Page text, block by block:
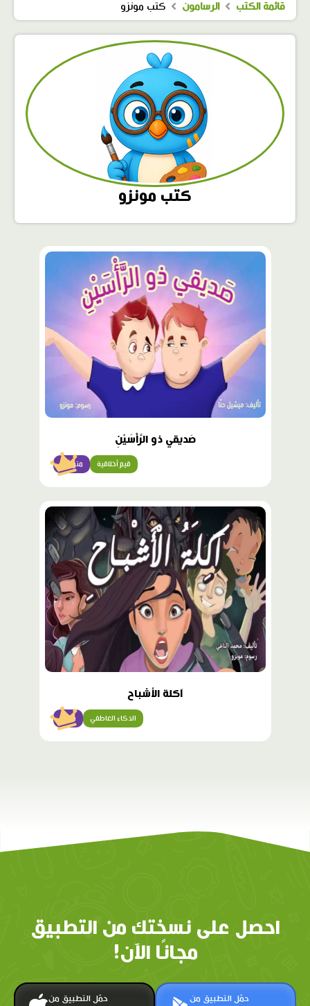
قائمة الكتب الرسامون كتب مونزو
كتب مونزو
محتوى
صَديقي ذو الرَّأْسَيْنِ
متوسّط قيم أخلاقية
محتوى
مميّز
آكلة الأشباح
متقن الذكاء العاطفي
احصل على نسختك من التطبيق
مجانًا الآن!
حمّل التطبيق من حمّل التطبيق من